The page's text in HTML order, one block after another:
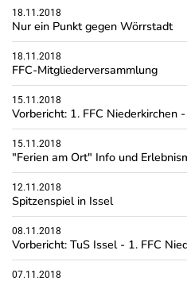
18.11.2018
Nur ein Punkt gegen Wörrstadt
18.11.2018
FFC-Mitgliederversammlung
15.11.2018
Vorbericht: 1. FFC Niederkirchen
15.11.2018
"Ferien am Ort" Info und
12.11.2018
Spitzenspiel in Issel
08.11.2018
Vorbericht: TuS Issel - 1. FFC
07.11.2018